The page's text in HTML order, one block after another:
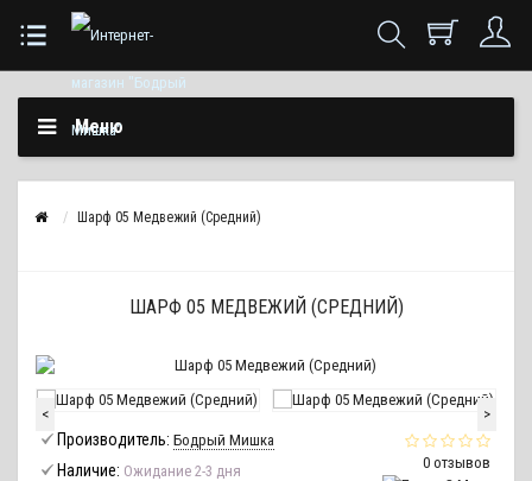
Меню
Шарф 05 Медвежий (Средний)
ШАРФ 05 МЕДВЕЖИЙ (СРЕДНИЙ)
< >
0 отзывов
Производитель: Бодрый Мишка
Наличие: Ожидание 2-3 дня